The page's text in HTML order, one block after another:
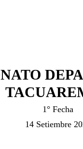
1° Fecha
14 Setiembre